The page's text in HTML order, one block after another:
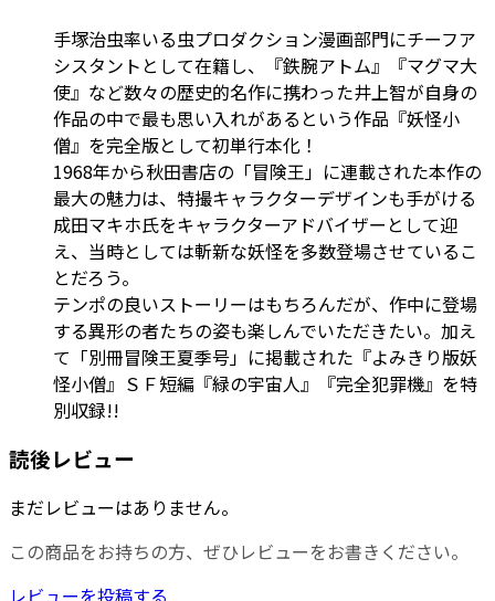
手塚治虫率いる虫プロダクション漫画部門にチーフア
シスタントとして在籍し、『鉄腕アトム』『マグマ大
使』など数々の歴史的名作に携わった井上智が自身の
作品の中で最も思い入れがあるという作品『妖怪小
僧』を完全版として初単行本化！
1968年から秋田書店の「冒険王」に連載された本作の
最大の魅力は、特撮キャラクターデザインも手がける
成田マキホ氏をキャラクターアドバイザーとして迎
え、当時としては斬新な妖怪を多数登場させているこ
とだろう。
テンポの良いストーリーはもちろんだが、作中に登場
する異形の者たちの姿も楽しんでいただきたい。加え
て「別冊冒険王夏季号」に掲載された『よみきり版妖
怪小僧』ＳＦ短編『緑の宇宙人』『完全犯罪機』を特
別収録!!
読後レビュー
まだレビューはありません。
この商品をお持ちの方、ぜひレビューをお書きください。
レビューを投稿する